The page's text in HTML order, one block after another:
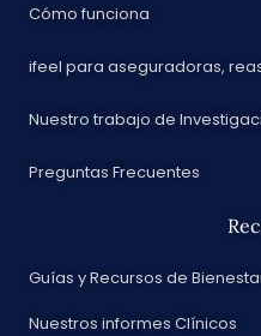
Cómo funciona
ifeel para aseguradoras,
Nuestro trabajo de
Preguntas Frecuentes
Guías y Recursos de
Nuestros informes Clínicos